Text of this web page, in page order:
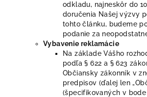
odkladu, najneskôr do
doručenia Našej výzvy
tohto článku, budeme
podanie za
Vybavenie reklamácie
Na základe Vášho
podľa § 622 a § 623
Občiansky zákonník v
predpisov (ďalej len
(špecifikovaných v bode